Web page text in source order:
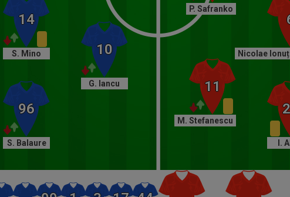
S. Balaure
S. Mino
G. Iancu
Nicolae
I.
P. Safranko
M. Stefanescu